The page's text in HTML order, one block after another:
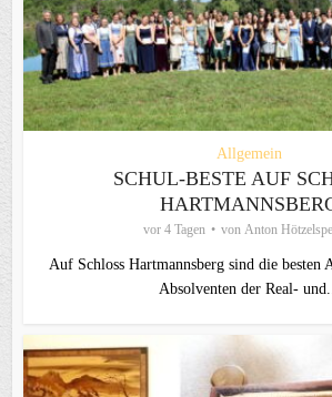
Allgemein
SCHUL-BESTE AUF
vor 4 Tagen von Anton
Auf Schloss Hartmannsberg sind die besten
Absolventen der Real-